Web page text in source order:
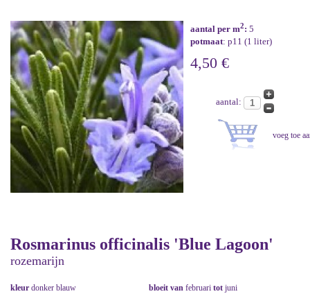
aantal per m2: 5
potmaat: p11 (1 liter)
4,50 €
aantal:
Rosmarinus officinalis 'Blue Lagoon'
rozemarijn
kleur donker blauw bloeit van februari tot juni